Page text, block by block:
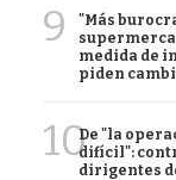
9
"Más
medida de
piden
10De "la
difícil":
dirigentes